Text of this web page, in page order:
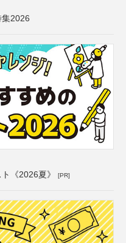
2026
《2026夏》 [PR]